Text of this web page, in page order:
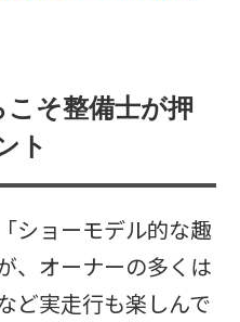
そ整備士が押
ト
ショーモデル的な趣
、オーナーの多くは
ど実走行も楽しんで